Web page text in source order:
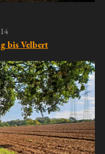
bis Velbert